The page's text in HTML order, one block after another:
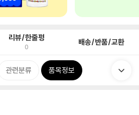
리뷰/한줄평
0 배송/반품/교환
관련분류 품목정보